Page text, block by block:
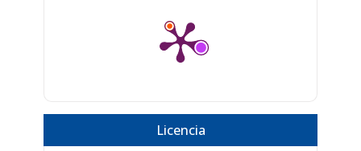
Licencia